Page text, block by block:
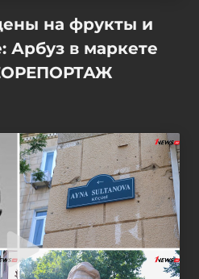
на фрукты и
Арбуз в маркете